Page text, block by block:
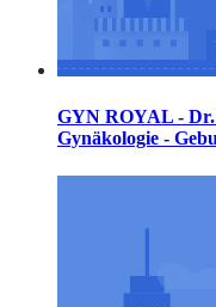
GYN ROYAL -
Gynäkologie -